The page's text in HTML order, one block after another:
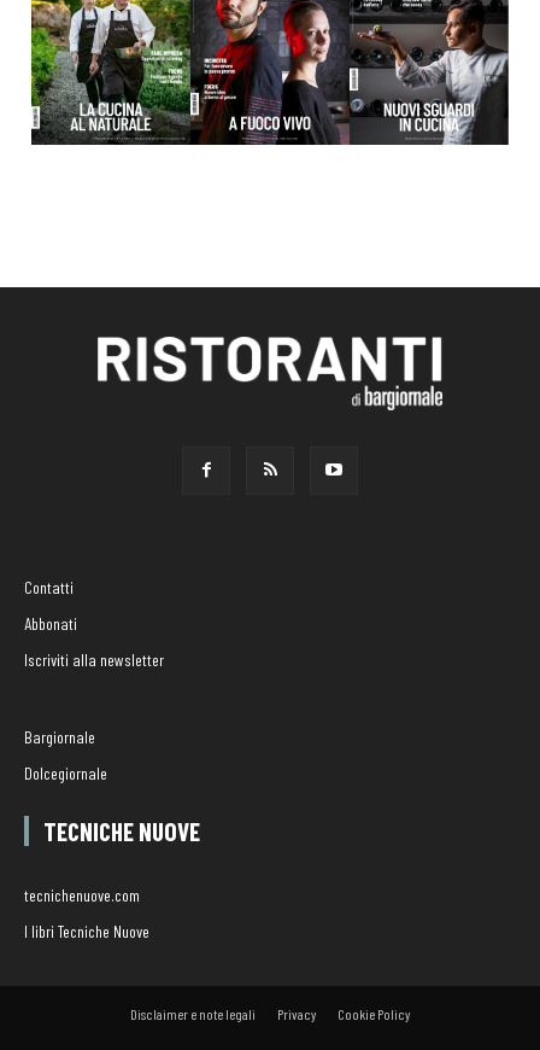
Contatti
Abbonati
Iscriviti alla newsletter
Bargiornale
Dolcegiornale
TECNICHE NUOVE
tecnichenuove.com
I libri Tecniche Nuove
Disclaimer e note legali Privacy Cookie Policy